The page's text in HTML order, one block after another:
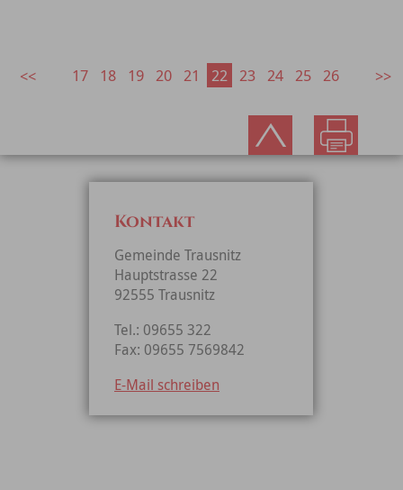
17 18 19 20 21 22 23 24 25 26
Kontakt
Gemeinde Trausnitz
Hauptstrasse 22
92555 Trausnitz
Tel.: 09655 322
Fax: 09655 7569842
E-Mail schreiben